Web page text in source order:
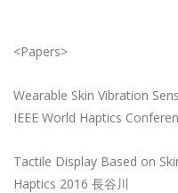
<Papers>
Wearable Skin Vibration
IEEE World Haptics
Tactile Display Based on
Haptics 2016 長谷川